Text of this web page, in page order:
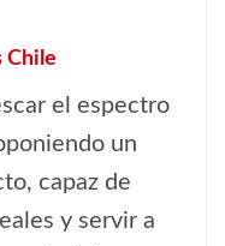
Chile
el espectro
un
capaz de
y servir a